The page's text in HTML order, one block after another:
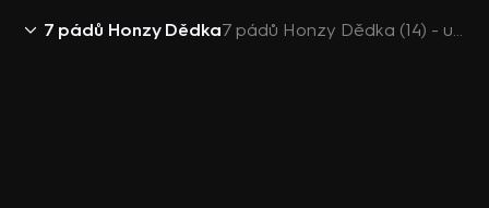
7 pádů Honzy Dědka 7 pádů Honzy Dědka (14) - upoutávka